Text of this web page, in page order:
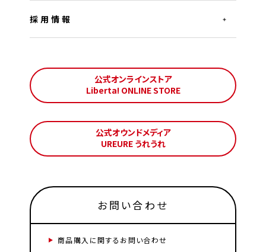
採用情報
公式オンラインストア
Liberta! ONLINE STORE
公式オウンドメディア
UREURE うれうれ
お問い合わせ
商品購入に関するお問い合わせ